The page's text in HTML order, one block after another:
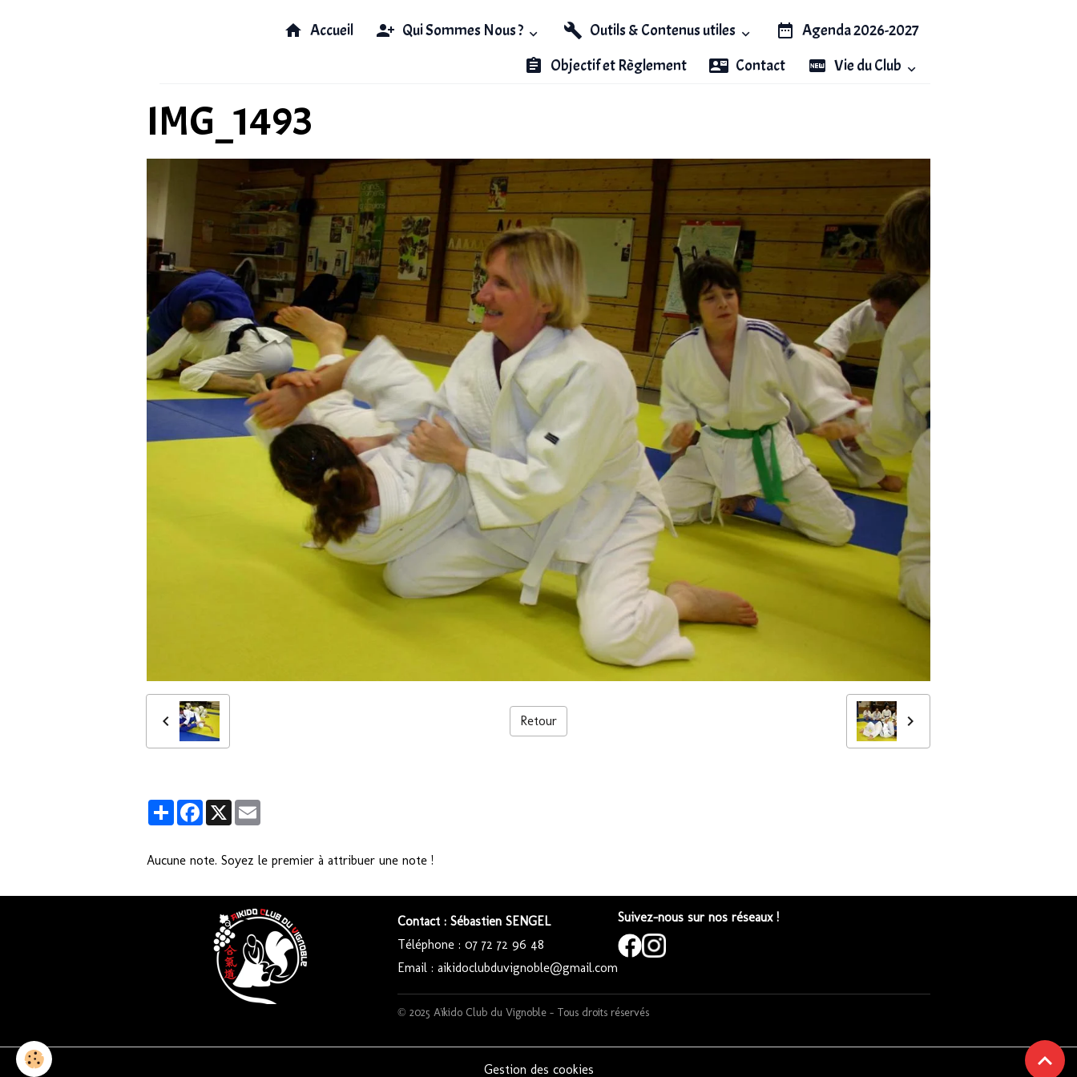
Accueil Qui Sommes Nous ? Outils & Contenus utiles
Agenda 2026-2027
Objectif et Règlement
Contact Vie du Club
IMG_1493
Retour
PartagerFacebook
X
Aucune note. Soyez le premier à attribuer une note !
Contact : Sébastien SENGEL
Téléphone : 07 72 72 96 48
Email : aikidoclubduvignoble@gmail.com
Suivez-nous sur nos réseaux !
© 2025 Aïkido Club du Vignoble – Tous droits réservés
Gestion des cookies